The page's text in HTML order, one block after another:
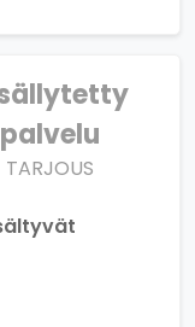
palvelu
TARJOUS